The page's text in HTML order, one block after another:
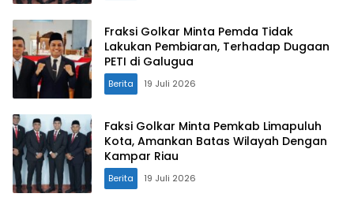
Fraksi Golkar Minta Pemda Tidak
Lakukan Pembiaran, Terhadap Dugaan
PETI di Galugua
Berita 19 Juli 2026
Faksi Golkar Minta Pemkab Limapuluh
Kota, Amankan Batas Wilayah Dengan
Kampar Riau
Berita 19 Juli 2026